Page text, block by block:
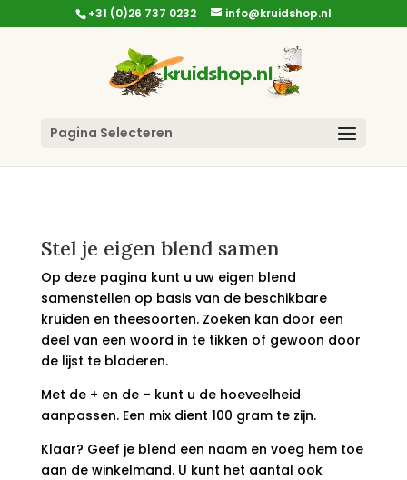
+31 (0)26 737 0232 info@kruidshop.nl
Pagina Selecteren
Stel je eigen blend samen
Op deze pagina kunt u uw eigen blend
samenstellen op basis van de beschikbare
kruiden en theesoorten. Zoeken kan door een
deel van een woord in te tikken of gewoon door
de lijst te bladeren.
Met de + en de – kunt u de hoeveelheid
aanpassen. Een mix dient 100 gram te zijn.
Klaar? Geef je blend een naam en voeg hem toe
aan de winkelmand. U kunt het aantal ook